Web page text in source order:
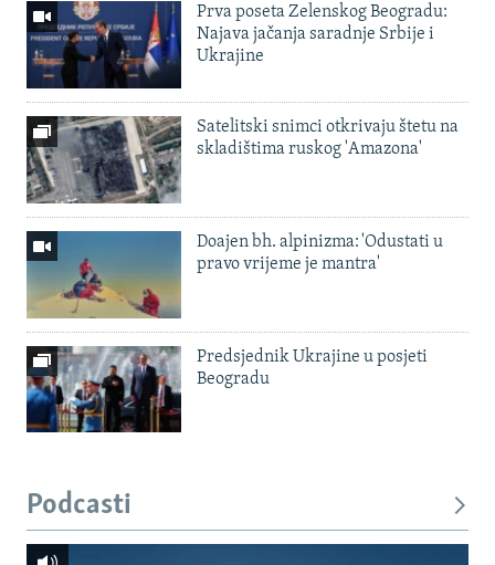
Prva poseta Zelenskog Beogradu:
Najava jačanja saradnje Srbije i
Ukrajine
Satelitski snimci otkrivaju štetu na
skladištima ruskog 'Amazona'
Doajen bh. alpinizma: 'Odustati u
pravo vrijeme je mantra'
Predsjednik Ukrajine u posjeti
Beogradu
Podcasti